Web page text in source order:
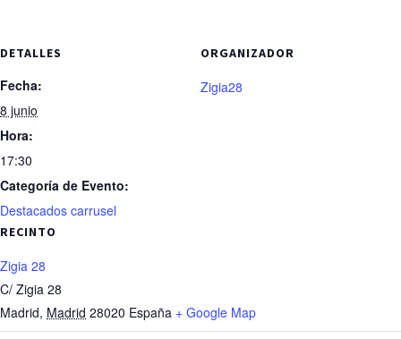
DETALLES
Fecha:
8 junio
Hora:
17:30
Categoría de Evento:
Destacados carrusel
RECINTO
Zigia 28
C/ Zigia 28
Madrid, Madrid 28020 España + Google Map
ORGANIZADOR
Zigia28